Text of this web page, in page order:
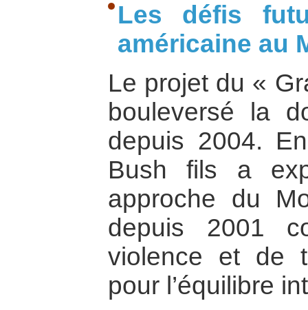
Les défis
américaine au
Le projet du «
bouleversé la
depuis 2004.
Bush fils a
approche du
depuis 2001
violence et de
pour l’équilibre